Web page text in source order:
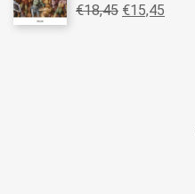
€18,45 €15,45